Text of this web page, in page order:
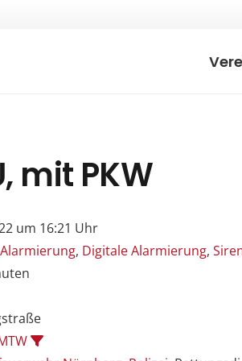
mit PKW
um 16:21 Uhr
, Digitale Alarmierung,